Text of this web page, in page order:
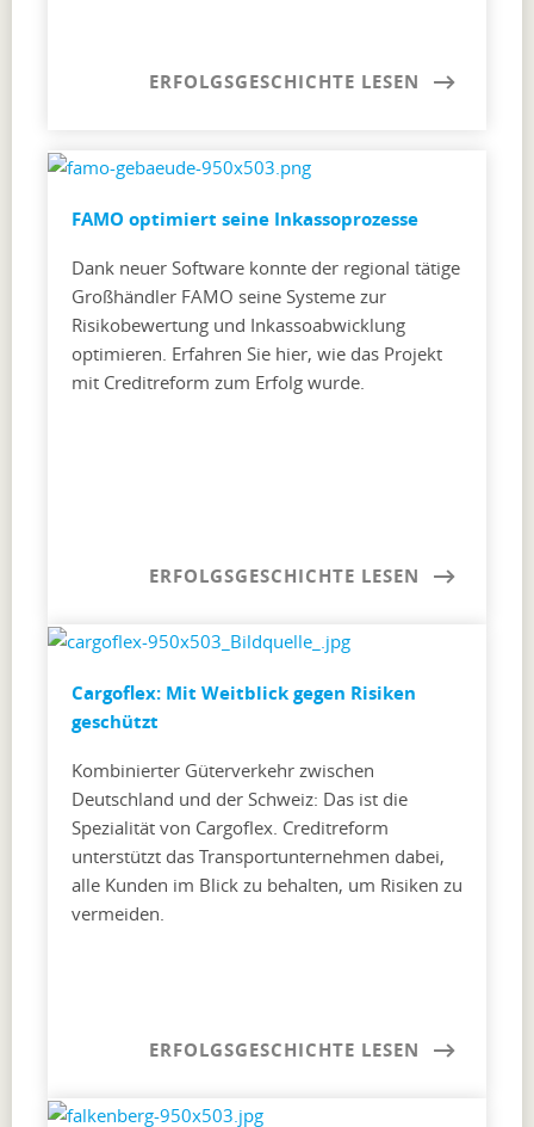
ERFOLGSGESCHICHTE LESEN
FAMO optimiert seine Inkassoprozesse
Dank neuer Software konnte der regional tätige
Großhändler FAMO seine Systeme zur
Risikobewertung und Inkassoabwicklung
optimieren. Erfahren Sie hier, wie das Projekt
mit Creditreform zum Erfolg wurde.
ERFOLGSGESCHICHTE LESEN
Cargoflex: Mit Weitblick gegen Risiken
geschützt
Kombinierter Güterverkehr zwischen
Deutschland und der Schweiz: Das ist die
Spezialität von Cargoflex. Creditreform
unterstützt das Transportunternehmen dabei,
alle Kunden im Blick zu behalten, um Risiken zu
vermeiden.
ERFOLGSGESCHICHTE LESEN